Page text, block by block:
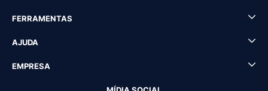
FERRAMENTAS
AJUDA
EMPRESA